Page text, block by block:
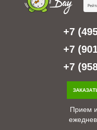
+7
+7
+7
Прием и